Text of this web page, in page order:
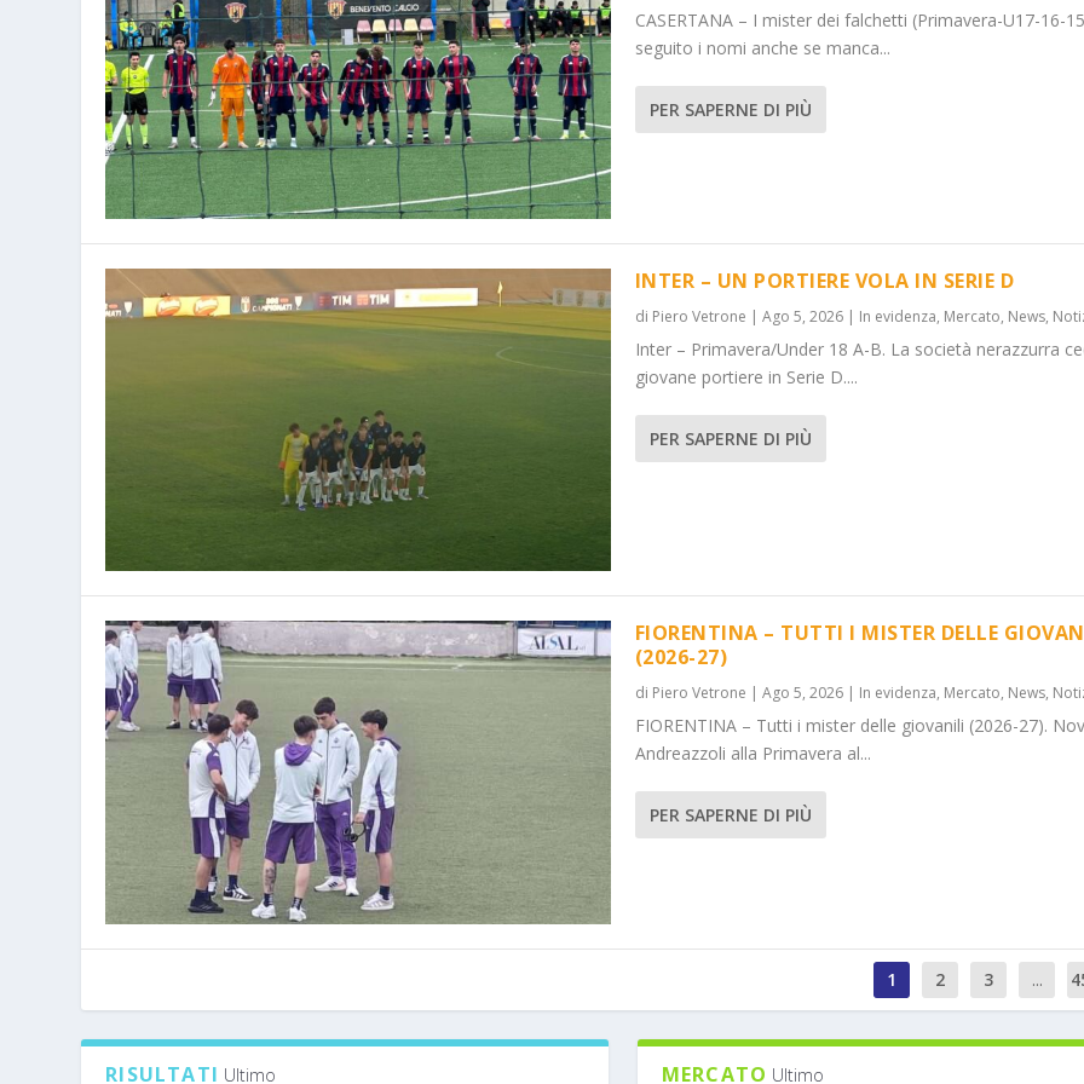
CASERTANA – I mister dei falchetti (Primavera-U17-16-
seguito i nomi anche se manca...
PER SAPERNE DI PIÙ
INTER – UN PORTIERE VOLA IN SERIE D
di Piero Vetrone | Ago 5, 2026| In evidenza, Mercato, News,
Inter – Primavera/Under 18 A-B. La società nerazzurra
giovane portiere in Serie D....
PER SAPERNE DI PIÙ
FIORENTINA – TUTTI I MISTER DELLE
(2026-27)
di Piero Vetrone | Ago 5, 2026| In evidenza, Mercato, News,
FIORENTINA – Tutti i mister delle giovanili (2026-27).
Andreazzoli alla Primavera al...
PER SAPERNE DI PIÙ
1 2 3 ...
RISULTATI Ultimo MERCATO Ultimo